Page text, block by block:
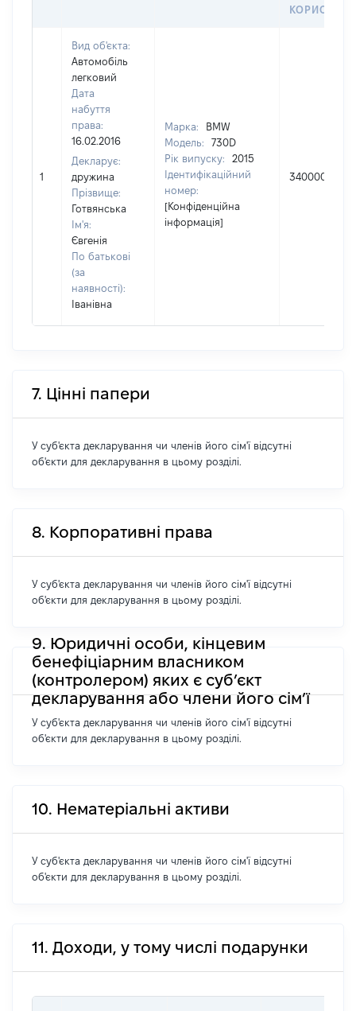
1
Вид об'єкта:
Автомобіль
легковий
Дата
набуття
права:
16.02.2016
Декларує:
дружина
Прізвище:
Готвянська
Ім'я:
Євгенія
По батькові
(за
наявності):
Іванівна
Марка:
BMW
Модель:
730D
Рік випуску:
2015
Ідентифікаційний
номер:
[Конфіденційна
інформація]
3400000
7. Цінні папери
У суб'єкта декларування чи членів його сім'ї відсутні
об'єкти для декларування в цьому розділі.
8. Корпоративні права
У суб'єкта декларування чи членів його сім'ї відсутні
об'єкти для декларування в цьому розділі.
9. Юридичні особи, кінцевим
бенефіціарним власником
(контролером) яких є суб’єкт
декларування або члени його сім’ї
У суб'єкта декларування чи членів його сім'ї відсутні
об'єкти для декларування в цьому розділі.
10. Нематеріальні активи
У суб'єкта декларування чи членів його сім'ї відсутні
об'єкти для декларування в цьому розділі.
11. Доходи, у тому числі подарунки